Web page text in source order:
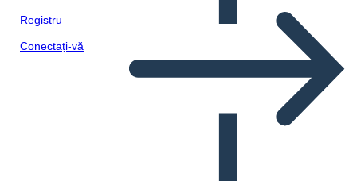
Registru
Conectați-vă
Razvoj Proizvoda 3